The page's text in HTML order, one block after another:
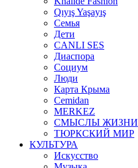
Qıyış Yaşayış
Семья
Дети
CANLI SES
Диаспора
Социум
Люди
Карта Крыма
Cemidan
МERKEZ
СМЫСЛЫ ЖИЗНИ
ТЮРКСКИЙ МИР
КУЛЬТУРА
Искусство